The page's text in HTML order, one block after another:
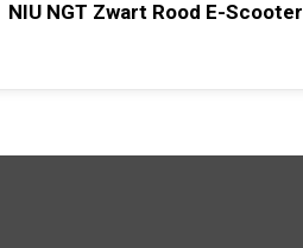
NIU NGT Zwart Rood E-Scooter